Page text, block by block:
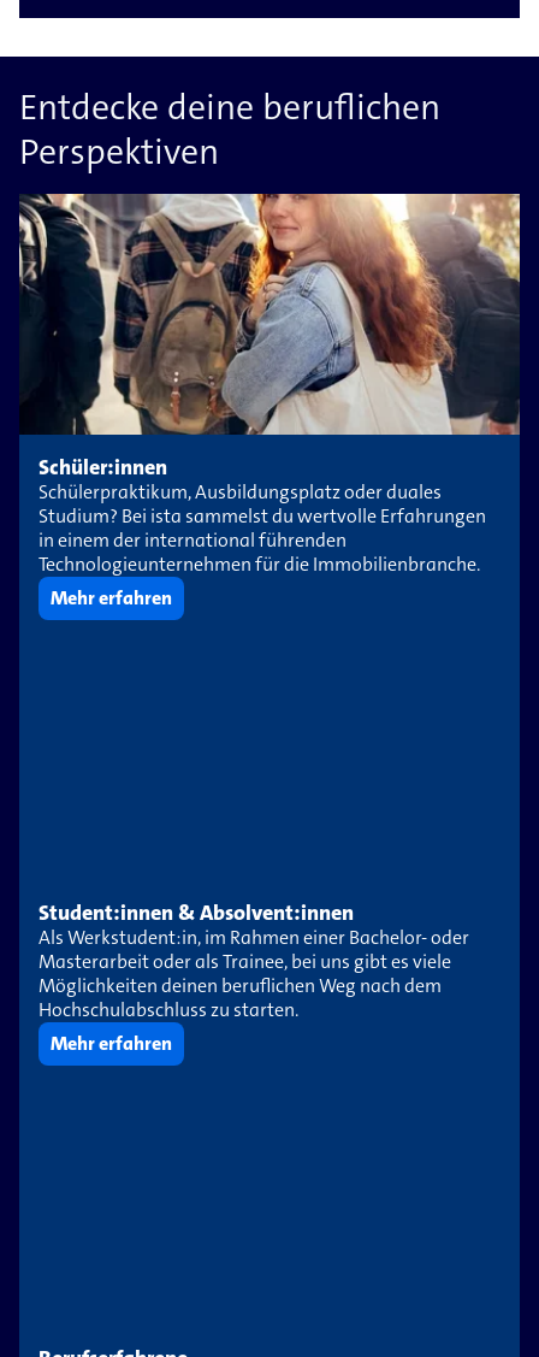
Entdecke deine beruflichen
Perspektiven
Schüler:innen
Schülerpraktikum, Ausbildungsplatz oder duales
Studium? Bei ista sammelst du wertvolle Erfahrungen
in einem der international führenden
Technologieunternehmen für die Immobilienbranche.
Mehr erfahren
Student:innen & Absolvent:innen
Als Werkstudent:in, im Rahmen einer Bachelor- oder
Masterarbeit oder als Trainee, bei uns gibt es viele
Möglichkeiten deinen beruflichen Weg nach dem
Hochschulabschluss zu starten.
Mehr erfahren